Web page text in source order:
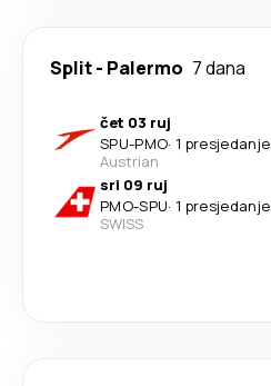
Split- Palermo 7 dana
čet 03 ruj
SPU-PMO· 1 presjedanje
Austrian
sri 09 ruj
PMO-SPU· 1 presjedanje
SWISS